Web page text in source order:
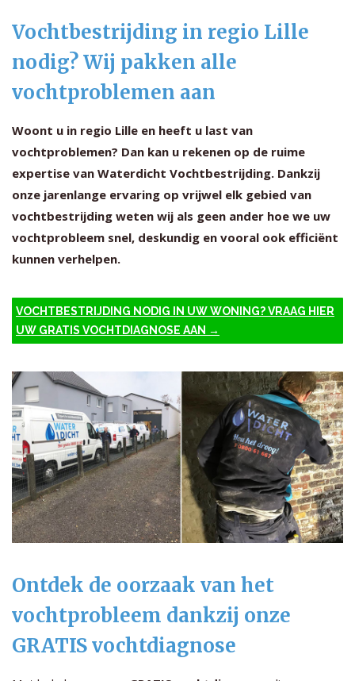
Vochtbestrijding in regio Lille
nodig? Wij pakken alle
vochtproblemen aan
Woont u in regio Lille en heeft u last van
vochtproblemen? Dan kan u rekenen op de ruime
expertise van Waterdicht Vochtbestrijding. Dankzij
onze jarenlange ervaring op vrijwel elk gebied van
vochtbestrijding weten wij als geen ander hoe we uw
vochtprobleem snel, deskundig en vooral ook efficiënt
kunnen verhelpen.
VOCHTBESTRIJDING NODIG IN UW WONING? VRAAG HIER
UW GRATIS VOCHTDIAGNOSE AAN →
Ontdek de oorzaak van het
vochtprobleem dankzij onze
GRATIS vochtdiagnose